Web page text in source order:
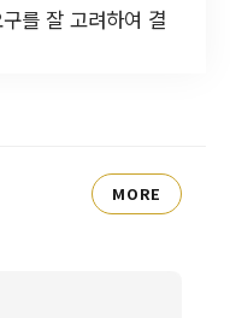
를 잘 고려하여 결
MORE